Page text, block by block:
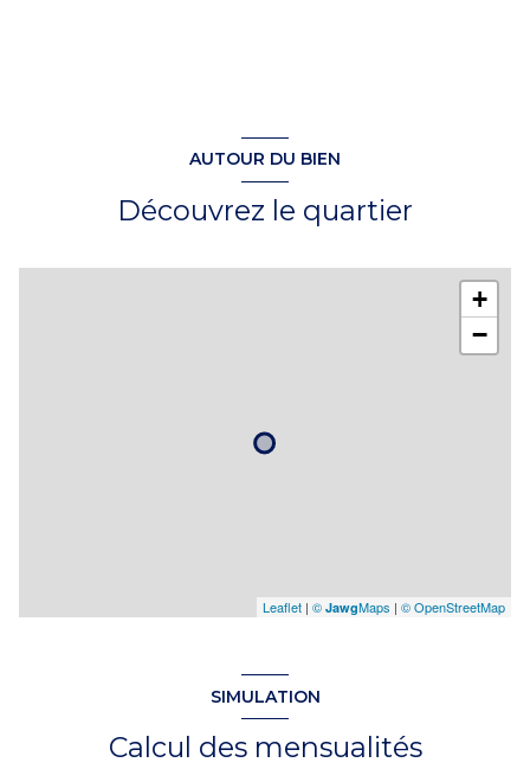
terrasse
visiophone
AUTOUR DU BIEN
Découvrez le quartier
+
−
Leaflet | © JawgMaps | © OpenStreetMap
SIMULATION
Calcul des mensualités